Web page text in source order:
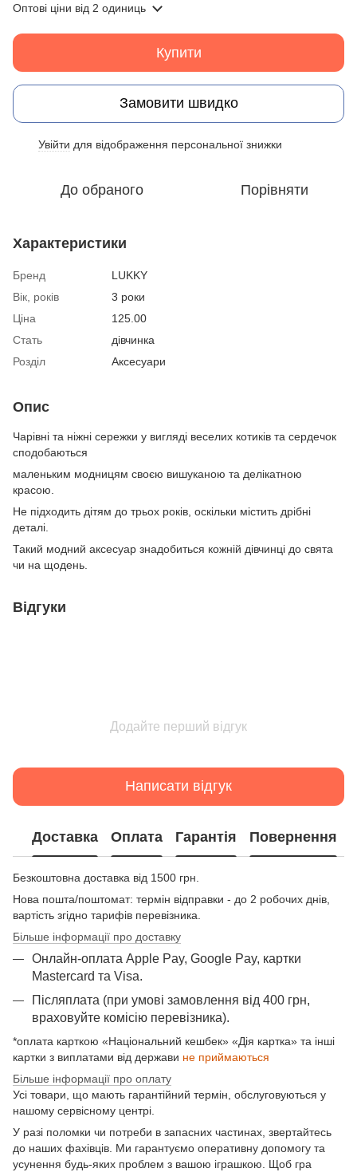
Оптові ціни від 2 одиниць
Купити
Замовити швидко
Увійти для відображення персональної знижки
До обраного Порівняти
Характеристики
Бренд
LUKKY
Вік, років
3 роки
Ціна
125.00
Стать
дівчинка
Розділ
Аксесуари
Опис
Чарівні та ніжні сережки у вигляді веселих котиків та сердечок
сподобаються
маленьким модницям своєю вишуканою та делікатною
красою.
Не підходить дітям до трьох років, оскільки містить дрібні
деталі.
Такий модний аксесуар знадобиться кожній дівчинці до свята
чи на щодень.
Відгуки
Додайте перший відгук
Написати відгук
Доставка Оплата Гарантія Повернення
Безкоштовна доставка від 1500 грн.
Нова пошта/поштомат: термін відправки - до 2 робочих днів,
вартість згідно тарифів перевізника.
Більше інформації про доставку
Онлайн-оплата Apple Pay, Google Pay, картки
Mastercard та Visа.
Післяплата (при умові замовлення від 400 грн,
враховуйте комісію перевізника).
*оплата карткою «Національний кешбек» «Дія картка» та інші
картки з виплатами від держави не приймаються
Більше інформації про оплату
Усі товари, що мають гарантійний термін, обслуговуються у
нашому сервісному центрі.
У разі поломки чи потреби в запасних частинах, звертайтесь
до наших фахівців. Ми гарантуємо оперативну допомогу та
усунення будь-яких проблем з вашою іграшкою. Щоб гра